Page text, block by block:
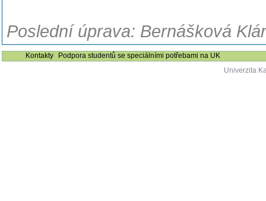
Poslední úprava: Bernášková
Kontakty
Podpora studentů se speciálními potřebami na UK
Univerzita